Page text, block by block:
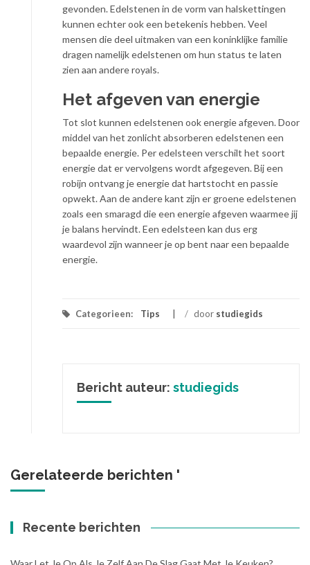
gevonden. Edelstenen in de vorm van halskettingen
kunnen echter ook een betekenis hebben. Veel
mensen die deel uitmaken van een koninklijke familie
dragen namelijk edelstenen om hun status te laten
zien aan andere royals.
Het afgeven van energie
Tot slot kunnen edelstenen ook energie afgeven. Door
middel van het zonlicht absorberen edelstenen een
bepaalde energie. Per edelsteen verschilt het soort
energie dat er vervolgens wordt afgegeven. Bij een
robijn ontvang je energie dat hartstocht en passie
opwekt. Aan de andere kant zijn er groene edelstenen
zoals een smaragd die een energie afgeven waarmee jij
je balans hervindt. Een edelsteen kan dus erg
waardevol zijn wanneer je op bent naar een bepaalde
energie.
Categorieen: Tips / door studiegids
Bericht auteur: studiegids
Gerelateerde berichten '
Recente berichten